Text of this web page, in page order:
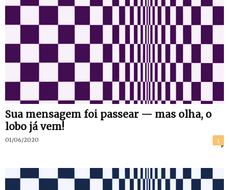
Sua mensagem foi passear — mas olha, o
lobo já vem!
01/06/2020 1